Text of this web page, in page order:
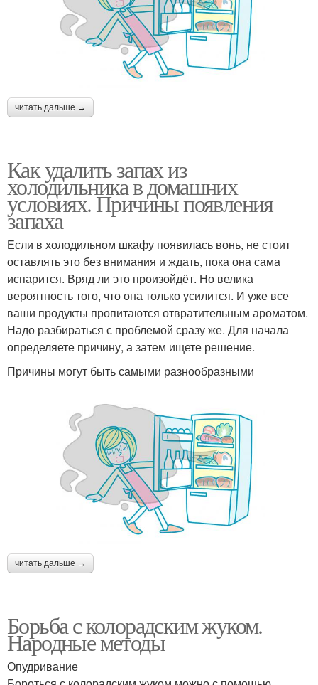
читать дальше →
Как удалить запах из
холодильника в домашних
условиях. Причины появления
запаха
Если в холодильном шкафу появилась вонь, не стоит
оставлять это без внимания и ждать, пока она сама
испарится. Вряд ли это произойдёт. Но велика
вероятность того, что она только усилится. И уже все
ваши продукты пропитаются отвратительным ароматом.
Надо разбираться с проблемой сразу же. Для начала
определяете причину, а затем ищете решение.
Причины могут быть самыми разнообразными
читать дальше →
Борьба с колорадским жуком.
Народные методы
Опудривание